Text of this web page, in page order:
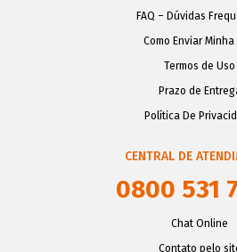
FAQ – Dúvidas
Como Enviar Minha
Termos de Uso
Prazo de
Política De
CENTRAL DE
0800 531
Chat Online
Contato pelo